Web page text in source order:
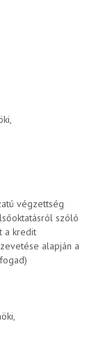
végzettség
szóló
a kredit
alapján a